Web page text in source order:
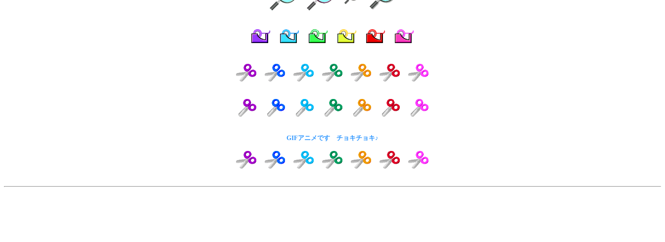
GIFアニメです チョキチョキ♪